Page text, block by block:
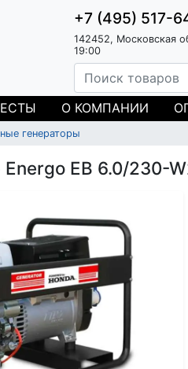
+7 (495) 517-
142452, Московская
19:00
О КОМПАНИИ
генераторы
EB 6.0/230-